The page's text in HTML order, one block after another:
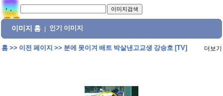
이미지 홈 인기 이미지
홈>> 이전 페이지 >> 분에 못이겨 배트 박살낸고교생 강승호 [TV] 더보기